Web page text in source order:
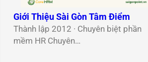
Giới Thiệu Sài Gòn Tâm Điểm
Thành lập 2012 · Chuyên biệt phần
mềm HR Chuyên…